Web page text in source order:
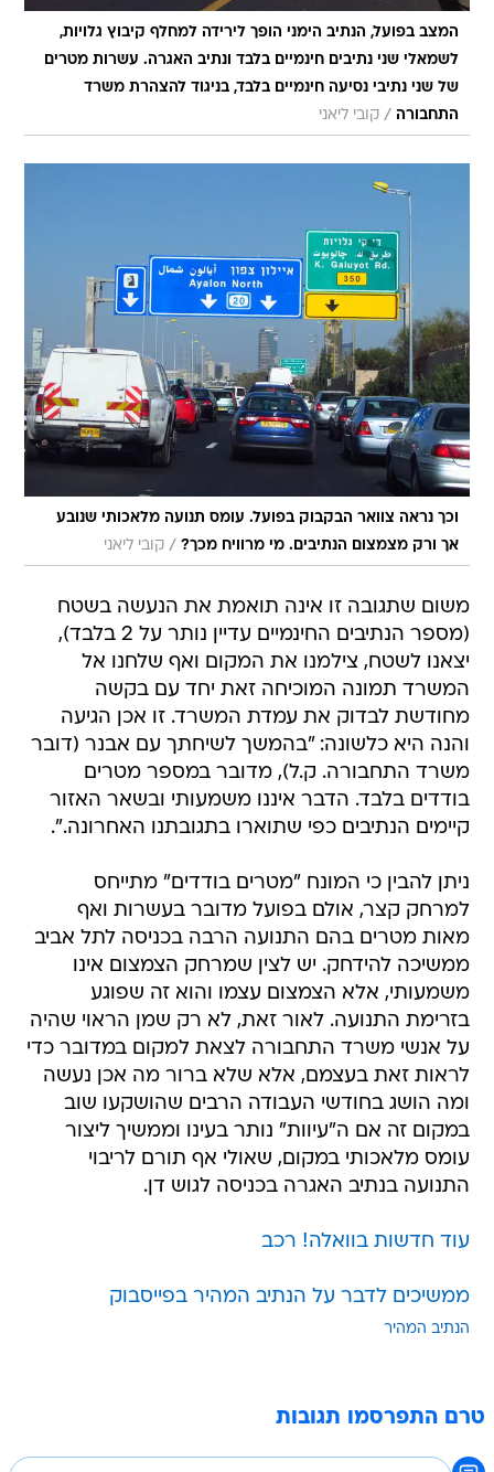
המצב בפועל, הנתיב הימני הופך לירידה למחלף קיבוץ גלויות,
לשמאלי שני נתיבים חינמיים בלבד ונתיב האגרה. עשרות מטרים
של שני נתיבי נסיעה חינמיים בלבד, בניגוד להצהרת משרד
התחבורה / קובי ליאני
וכך נראה צוואר הבקבוק בפועל. עומס תנועה מלאכותי שנובע
אך ורק מצמצום הנתיבים. מי מרוויח מכך? / קובי ליאני
משום שתגובה זו אינה תואמת את הנעשה בשטח
(מספר הנתיבים החינמיים עדיין נותר על 2 בלבד),
יצאנו לשטח, צילמנו את המקום ואף שלחנו אל
המשרד תמונה המוכיחה זאת יחד עם בקשה
מחודשת לבדוק את עמדת המשרד. זו אכן הגיעה
והנה היא כלשונה: "בהמשך לשיחתך עם אבנר (דובר
משרד התחבורה. ק.ל), מדובר במספר מטרים
בודדים בלבד. הדבר איננו משמעותי ובשאר האזור
קיימים הנתיבים כפי שתוארו בתגובתנו האחרונה.".
ניתן להבין כי המונח "מטרים בודדים" מתייחס
למרחק קצר, אולם בפועל מדובר בעשרות ואף
מאות מטרים בהם התנועה הרבה בכניסה לתל אביב
ממשיכה להידחק. יש לצין שמרחק הצמצום אינו
משמעותי, אלא הצמצום עצמו והוא זה שפוגע
בזרימת התנועה. לאור זאת, לא רק שמן הראוי שהיה
על אנשי משרד התחבורה לצאת למקום במדובר כדי
לראות זאת בעצמם, אלא שלא ברור מה אכן נעשה
ומה הושג בחודשי העבודה הרבים שהושקעו שוב
במקום זה אם ה"עיוות" נותר בעינו וממשיך ליצור
עומס מלאכותי במקום, שאולי אף תורם לריבוי
התנועה בנתיב האגרה בכניסה לגוש דן.
עוד חדשות בוואלה! רכב
ממשיכים לדבר על הנתיב המהיר בפייסבוק
הנתיב המהיר
טרם התפרסמו תגובות